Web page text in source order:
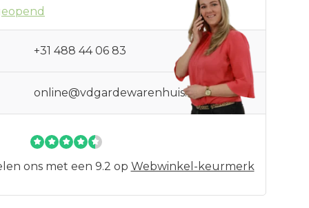
+31 488 44 06 83
online@vdgardewarenhuis.nl
ons met een 9.2 op Webwinkel-keurmerk